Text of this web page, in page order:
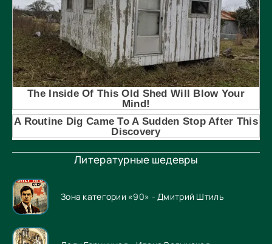
Литературные шедевры
Зона категории «90» - Дмитрий Штиль